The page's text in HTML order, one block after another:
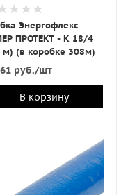
Энергофлекс
ПРОТЕКТ - К 18/4
м) (в коробке 308м)
руб./шт
В корзину